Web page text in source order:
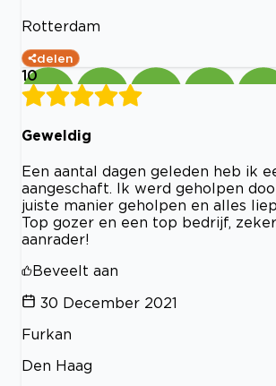
Rotterdam
delen
10
Geweldig
Een aantal dagen geleden heb ik
aangeschaft. Ik werd geholpen
juiste manier geholpen en alles
Top gozer en een top bedrijf,
aanrader!
Beveelt aan
30 December 2021
Furkan
Den Haag